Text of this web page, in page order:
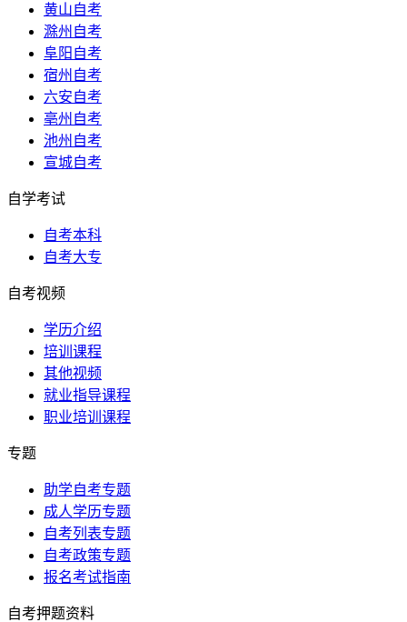
黄山自考
滁州自考
阜阳自考
宿州自考
六安自考
亳州自考
池州自考
宣城自考
自学考试
自考本科
自考大专
自考视频
学历介绍
培训课程
其他视频
就业指导课程
职业培训课程
专题
助学自考专题
成人学历专题
自考列表专题
自考政策专题
报名考试指南
自考押题资料